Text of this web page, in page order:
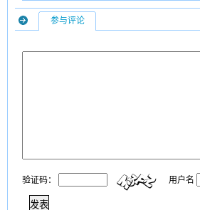
参与评论
验证码： 用户名